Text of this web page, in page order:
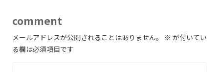
comment
メールアドレスが公開されることはありません。 ※ が付いてい
る欄は必須項目です